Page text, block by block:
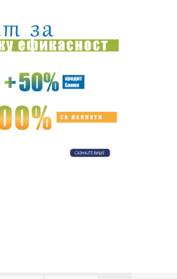
da tražim dlaku u jajetu..."
Belorusi pali, ali jedan detalj
umro posle više uboda stršljena!
rata: "Uskoro se završava" VIDEO